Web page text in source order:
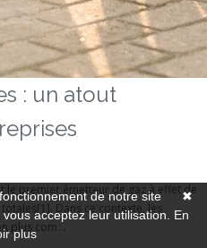
: un atout
le premier émetteur de gaz à effet de
Dans ce contexte, les
plus com...
✖
de notre site
acceptez leur utilisation. En
plus